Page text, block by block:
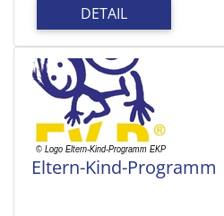
DETAIL
Eltern-Kind-Programm